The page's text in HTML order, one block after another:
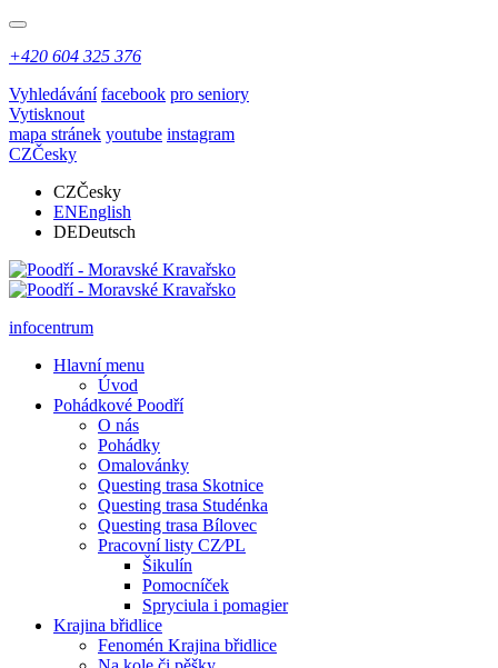
+420 604 325 376
Vyhledávání facebook pro seniory
Vytisknout
mapa stránek youtube instagram
CZČesky
CZČesky
ENEnglish
DEDeutsch
infocentrum
Hlavní menu
Úvod
Pohádkové Poodří
O nás
Pohádky
Omalovánky
Questing trasa Skotnice
Questing trasa Studénka
Questing trasa Bílovec
Pracovní listy CZ⁄PL
Šikulín
Pomocníček
Spryciula i pomagier
Krajina břidlice
Fenomén Krajina břidlice